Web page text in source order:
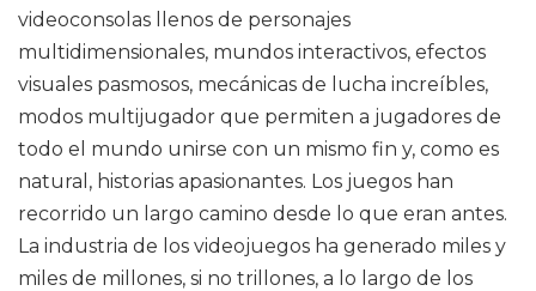
videoconsolas llenos de personajes
multidimensionales, mundos interactivos, efectos
visuales pasmosos, mecánicas de lucha increíbles,
modos multijugador que permiten a jugadores de
todo el mundo unirse con un mismo fin y, como es
natural, historias apasionantes. Los juegos han
recorrido un largo camino desde lo que eran antes.
La industria de los videojuegos ha generado miles y
miles de millones, si no trillones, a lo largo de los